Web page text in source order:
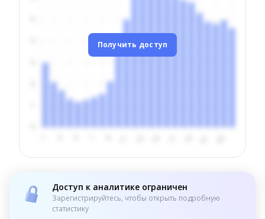
Получить доступ
Доступ к аналитике ограничен
Зарегистрируйтесь, чтобы открыть подробную
статистику